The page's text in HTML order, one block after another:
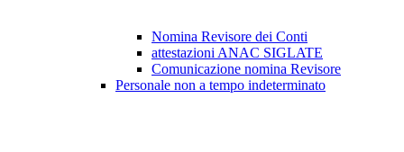
Nomina Revisore dei Conti
attestazioni ANAC SIGLATE
Comunicazione nomina Revisore
Personale non a tempo indeterminato